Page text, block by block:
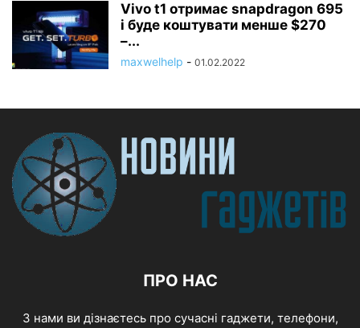
Vivo t1 отримає snapdragon 695
і буде коштувати менше $270
–...
maxwelhelp - 01.02.2022
ПРО НАС
З нами ви дізнаєтесь про сучасні гаджети, телефони,